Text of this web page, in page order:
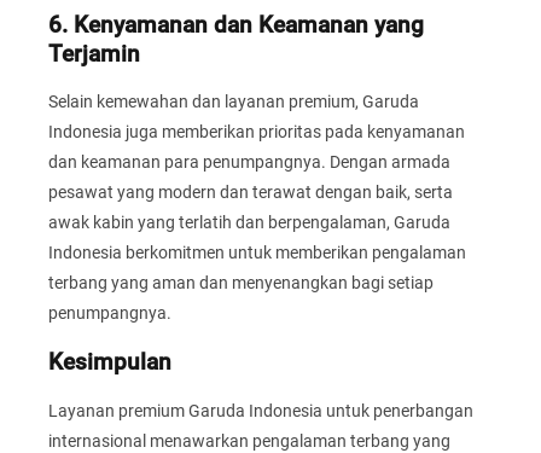
6. Kenyamanan dan Keamanan yang
Terjamin
Selain kemewahan dan layanan premium, Garuda
Indonesia juga memberikan prioritas pada kenyamanan
dan keamanan para penumpangnya. Dengan armada
pesawat yang modern dan terawat dengan baik, serta
awak kabin yang terlatih dan berpengalaman, Garuda
Indonesia berkomitmen untuk memberikan pengalaman
terbang yang aman dan menyenangkan bagi setiap
penumpangnya.
Kesimpulan
Layanan premium Garuda Indonesia untuk penerbangan
internasional menawarkan pengalaman terbang yang